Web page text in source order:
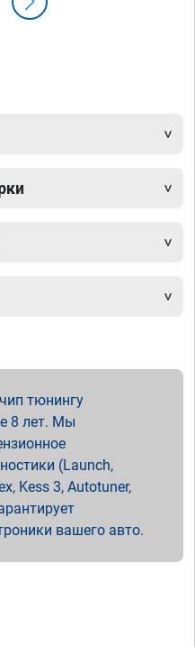
тюнингу
8 лет. Мы
(Launch,
Kess 3, Autotuner,
вашего авто.